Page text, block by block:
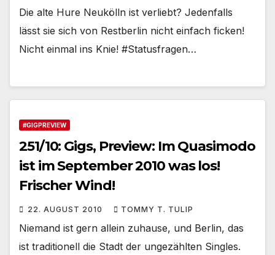
Die alte Hure Neukölln ist verliebt? Jedenfalls
lässt sie sich von Restberlin nicht einfach ficken!
Nicht einmal ins Knie! #Statusfragen…
#GIGPREVIEW
251/10: Gigs, Preview: Im Quasimodo
ist im September 2010 was los!
Frischer Wind!
22. AUGUST 2010 TOMMY T. TULIP
Niemand ist gern allein zuhause, und Berlin, das
ist traditionell die Stadt der ungezählten Singles.